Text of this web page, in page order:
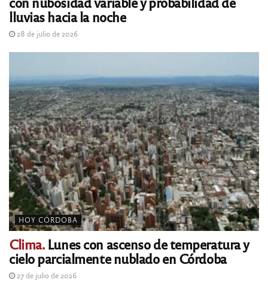
lluvias hacia la noche
28 de julio de 2026
HOY CÓRDOBA
Clima.Lunes con ascenso de temperatura y
cielo parcialmente nublado en Córdoba
27 de julio de 2026